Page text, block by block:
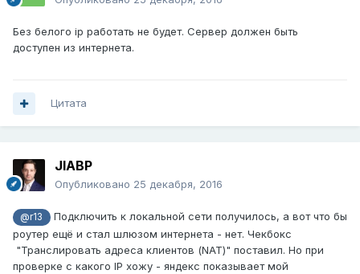
Без белого ip работать не будет. Сервер должен быть
доступен из интернета.
Цитата
JIABP
Опубликовано 25 декабря, 2016
@r13
Подключить к локальной сети получилось, а вот что бы
роутер ещё и стал шлюзом интернета - нет. Чекбокс
"Транслировать адреса клиентов (NAT)" поставил. Но при
проверке с какого IP хожу - яндекс показывает мой